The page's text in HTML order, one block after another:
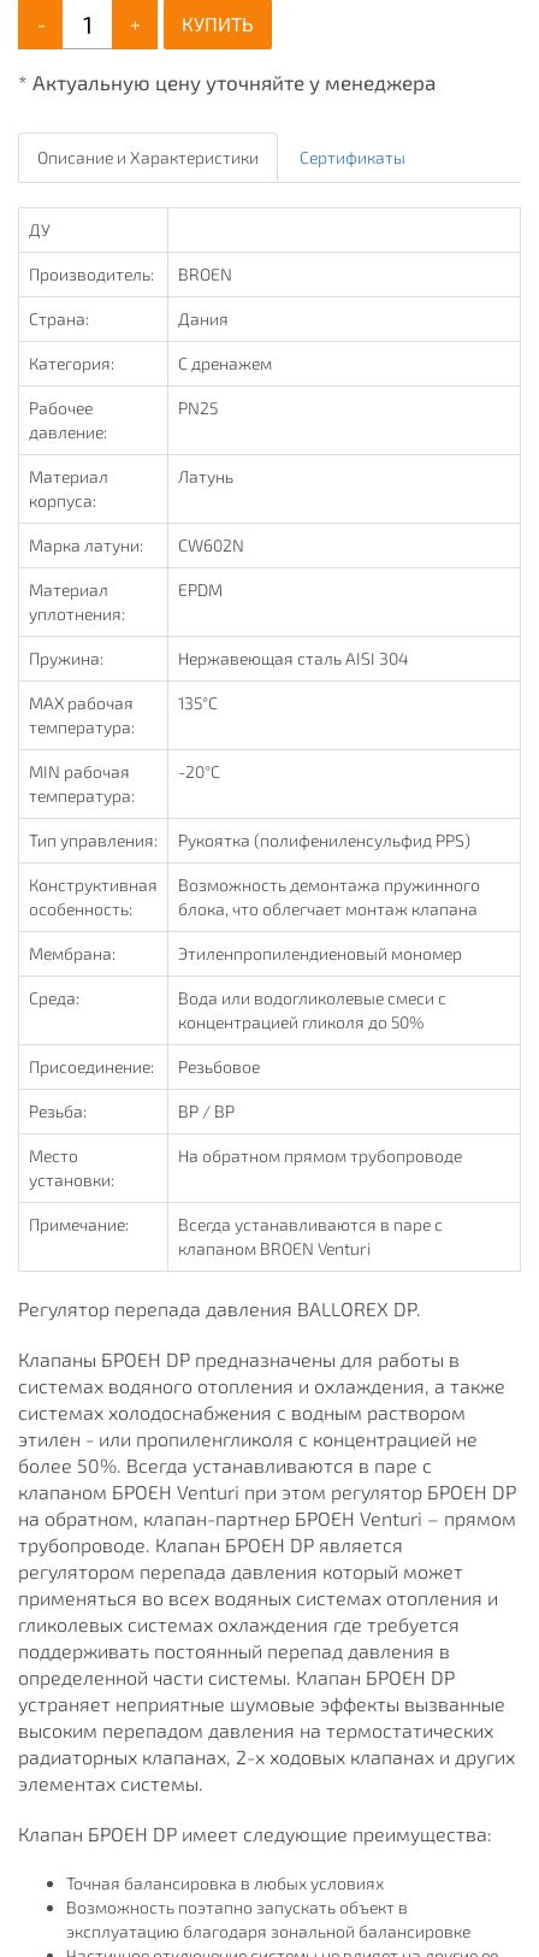
- + КУПИТЬ
* Актуальную цену уточняйте у менеджера
Описание и Характеристики Сертификаты
ДУ
Производитель: BROEN
Страна: Дания
Категория: С дренажем
Рабочее
давление:
PN25
Материал
корпуса:
Латунь
Марка латуни: CW602N
Материал
уплотнения:
EPDM
Пружина: Нержавеющая сталь AISI 304
MAX рабочая
температура:
135°С
MIN рабочая
температура:
-20°C
Тип управления: Рукоятка (полифениленсульфид PPS)
Конструктивная
особенность:
Возможность демонтажа пружинного
блока, что облегчает монтаж клапана
Мембрана: Этиленпропилендиеновый мономер
Среда:
Вода или водогликолевые смеси с
концентрацией гликоля до 50%
Присоединение: Резьбовое
Резьба: ВР / ВР
Место
установки:
На обратном прямом трубопроводе
Примечание:
Всегда устанавливаются в паре с
клапаном BROEN Venturi
Регулятор перепада давления BALLOREX DP.
Клапаны БРОЕН DP предназначены для работы в
системах водяного отопления и охлаждения, а также
системах холодоснабжения с водным раствором
этилен - или пропиленгликоля с концентрацией не
более 50%. Всегда устанавливаются в паре с
клапаном БРОЕН Venturi при этом регулятор БРОЕН DP
на обратном, клапан-партнер БРОЕН Venturi – прямом
трубопроводе. Клапан БРОЕН DP является
регулятором перепада давления который может
применяться во всех водяных системах отопления и
гликолевых системах охлаждения где требуется
поддерживать постоянный перепад давления в
определенной части системы. Клапан БРОЕН DP
устраняет неприятные шумовые эффекты вызванные
высоким перепадом давления на термостатических
радиаторных клапанах, 2-х ходовых клапанах и других
элементах системы.
Клапан БРОЕН DP имеет следующие преимущества:
Точная балансировка в любых условиях
Возможность поэтапно запускать объект в
эксплуатацию благодаря зональной балансировке